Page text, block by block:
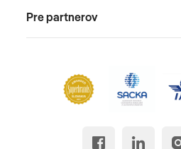
Pre partnerov